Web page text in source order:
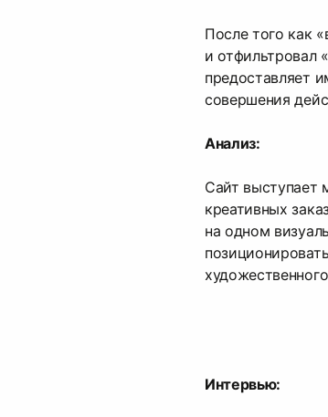
После того как
и отфильтровал
предоставляет
совершения
Анализ:
Сайт выступает
креативных
на одном
Интервью: